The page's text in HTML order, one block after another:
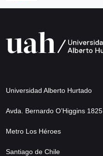
Universidad Alberto Hurtado
Avda. Bernardo O’Higgins 1825
Metro Los Héroes
Santiago de Chile